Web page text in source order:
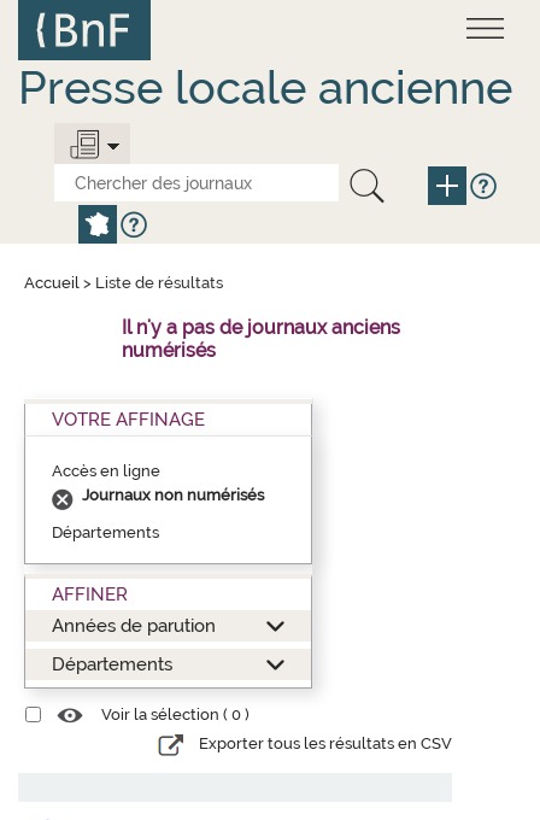
contenu
principal
Presse locale ancienne
Accueil > Liste de résultats
Il n'y a pas de journaux anciens
numérisés
VOTRE AFFINAGE
Accès en ligne
Journaux non numérisés
Départements
AFFINER
Années de parution
Départements
Voir la sélection ( 0 )
Exporter tous les résultats en CSV
Panneau de gestion des cookies